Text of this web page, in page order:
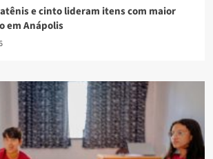
e cinto lideram itens com maior
em Anápolis